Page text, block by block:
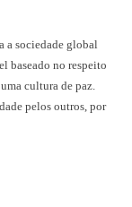
a sociedade global
baseado no respeito
cultura de paz.
pelos outros, por